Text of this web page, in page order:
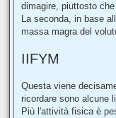
dimagire, piuttosto
La seconda, in base
massa magra del
IIFYM
Questa viene
ricordare sono alcune
Più l'attività fisica è